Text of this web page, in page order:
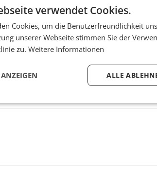
es bei unserer anspruchsvollen
Philipps Österreich.
verwendet Cookies.
Cookies, um die Benutzerfreundlichkeit
unserer Webseite stimmen Sie der
zu. Weitere Informationen
ALLE